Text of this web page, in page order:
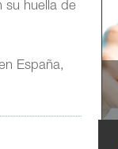
su huella de
España,